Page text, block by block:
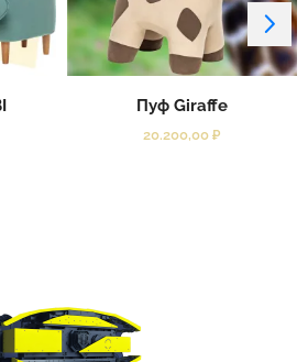
Пуф Giraffe
20.200,00 ₽